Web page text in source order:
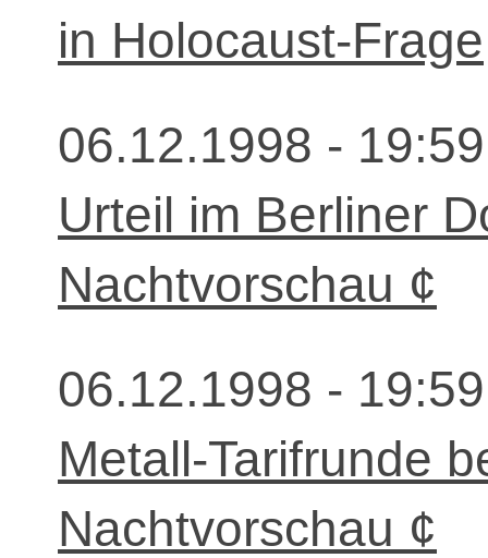
in Holocaust-Frage
06.12.1998 -
Urteil im Berliner
Nachtvorschau ¢
06.12.1998 -
Metall-Tarifrunde
Nachtvorschau ¢